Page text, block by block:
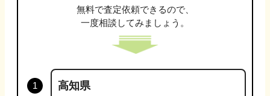
無料で査定依頼できるので、
一度相談してみましょう。